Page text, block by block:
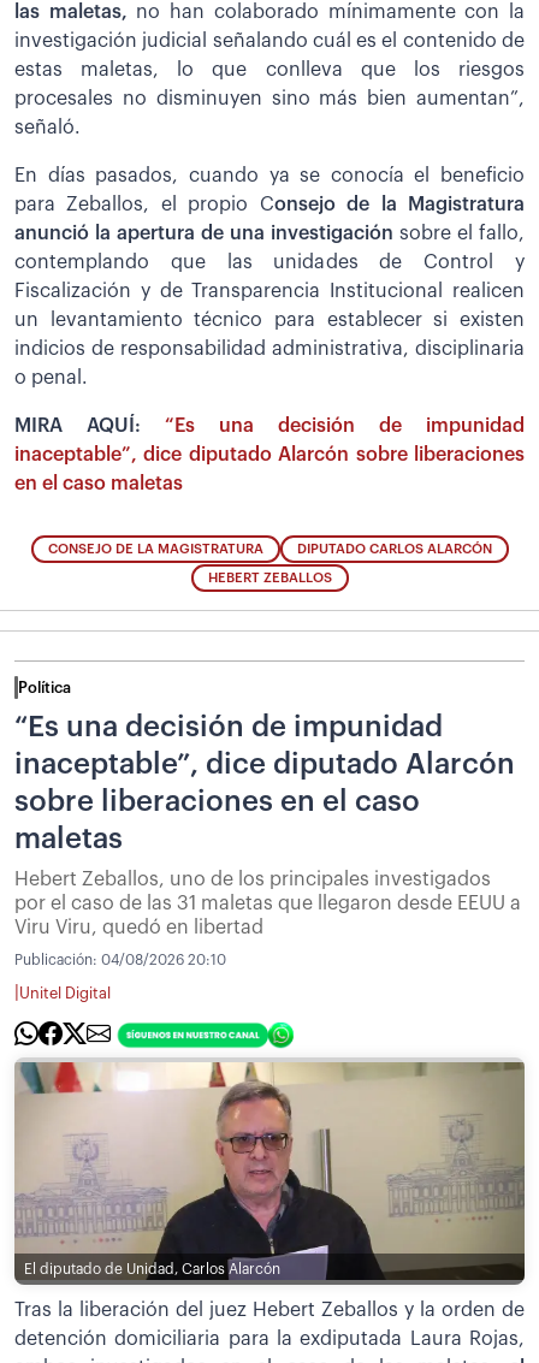
las maletas, no han colaborado mínimamente con la
investigación judicial señalando cuál es el contenido de
estas maletas, lo que conlleva que los riesgos
procesales no disminuyen sino más bien aumentan”,
señaló.
En días pasados, cuando ya se conocía el beneficio
para Zeballos, el propio Consejo de la Magistratura
anunció la apertura de una investigación sobre el fallo,
contemplando que las unidades de Control y
Fiscalización y de Transparencia Institucional realicen
un levantamiento técnico para establecer si existen
indicios de responsabilidad administrativa, disciplinaria
o penal.
MIRA AQUÍ: “Es una decisión de impunidad
inaceptable”, dice diputado Alarcón sobre liberaciones
en el caso maletas
CONSEJO DE LA MAGISTRATURA DIPUTADO CARLOS ALARCÓN
HEBERT ZEBALLOS
Política
“Es una decisión de impunidad
inaceptable”, dice diputado Alarcón
sobre liberaciones en el caso
maletas
Hebert Zeballos, uno de los principales investigados
por el caso de las 31 maletas que llegaron desde EEUU a
Viru Viru, quedó en libertad
Publicación: 04/08/2026 20:10
Unitel Digital
El diputado de Unidad, Carlos Alarcón
Tras la liberación del juez Hebert Zeballos y la orden de
detención domiciliaria para la exdiputada Laura Rojas,